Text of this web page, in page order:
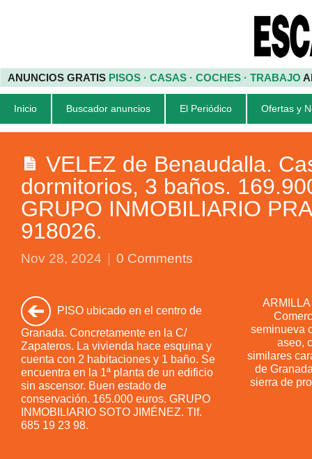
ANUNCIOS GRATIS PISOS · CASAS · COCHES · TRABAJO
Inicio Buscador anuncios El Periódico Ofertas y
VELEZ de Benaudalla.
dormitorios, 3 baños.
GRUPO INMOBILIARIO
918026.
Nov 28, 2024 0 Comments
PISO ubicado en el centro de
Granada. Concretamente en la C/
Zapateros. La vivienda hace esquina y
cuenta con 2 habitaciones y 1 baño. Se
encuentra en la 1ª planta de un edificio
sin ascensor. Buen estado de
conservación. 165.000 euros. GRUPO
INMOBILIARIO SOTO JIMÉNEZ. Tlf.
685 19 23 98.
seminueva
aseo,
similares
de
sierra de